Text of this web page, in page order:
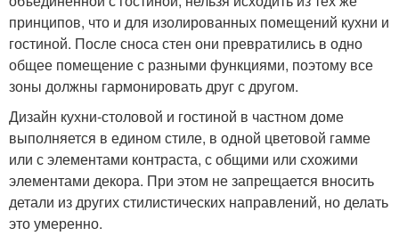
принципов, что и для изолированных помещений кухни и
гостиной. После сноса стен они превратились в одно
общее помещение с разными функциями, поэтому все
зоны должны гармонировать друг с другом.
Дизайн кухни-столовой и гостиной в частном доме
выполняется в едином стиле, в одной цветовой гамме
или с элементами контраста, с общими или схожими
элементами декора. При этом не запрещается вносить
детали из других стилистических направлений, но делать
это умеренно.